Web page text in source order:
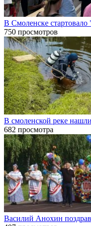
В Смоленске стартовало
750 просмотров
В смоленской реке
682 просмотра
Василий Анохин